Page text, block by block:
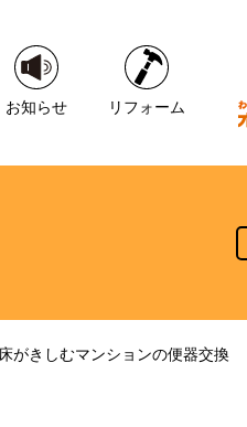
お知らせ リフォーム
がきしむマンションの便器交換